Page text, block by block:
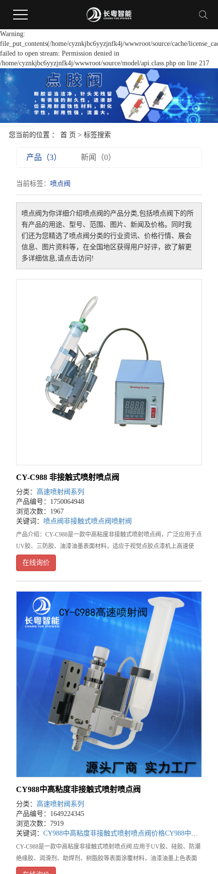
Warning:
file_put_contents(/home/cyznkjbc6yyzjnfk4j/wwwroot/source/cache/
failed to open stream: Permission denied in
/home/cyznkjbc6yyzjnfk4j/wwwroot/source/model/api.class.php on line 217
您当前的位置 ： 首 页 > 标签搜索
产品（3） 新闻（0）
当前标签： 喷点阀
喷点阀 为你详细介绍喷点阀 的产品分类,包括喷点阀
下的所
有产品的用途、型号、范围、图片、新闻及价格。同时我
们还为您精选了 喷点阀 分类的行业资讯、价格行情、展会
信息、图片资料等，在全国地区获得用户好评，欲了解更
多详细信息,请点击访问!
CY-C988 非接触式喷射喷点阀
分类： 高速喷射阀系列
产品编号：1750064948
浏览次数：1967
关键词： 喷点阀 非接触式喷点阀 喷射阀
产品介绍：CY-C988是一款中高粘度非接触式喷射喷点阀，广泛应用于点
UV胶、三防胶、油漆油墨表面材料，适应于视觉点胶点漆机上高速使
用。优点：1．喷射力强，实现可控高速点胶作业。2．点胶速度快，可
达250HZ/S3．胶点大小可调，胶点直径0
在线询价
CY988中高粘度非接触式喷射喷点阀
分类： 高速喷射阀系列
产品编号：1649224345
浏览次数：7919
关键词： CY988中高粘度非接触式喷射喷点阀价格CY988中高粘度非接触式喷射喷点阀厂家
CY-C988是一款中高粘度非接触式喷射喷点阀.应用于UV胶、硅胶、防潮
绝缘胶、润滑剂、助焊剂、树脂胶等表面涂覆材料，油漆油墨上色表面
材料等。实现可控高速点胶作业。既能射入小到百微米的狭